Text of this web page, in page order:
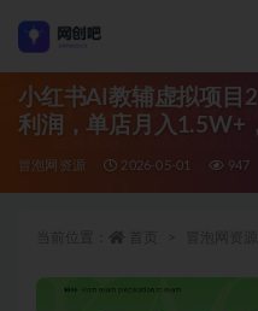
小红书AI教辅虚拟项目
利润，单店月入1.5W+
冒泡网资源 2026-05-01 947